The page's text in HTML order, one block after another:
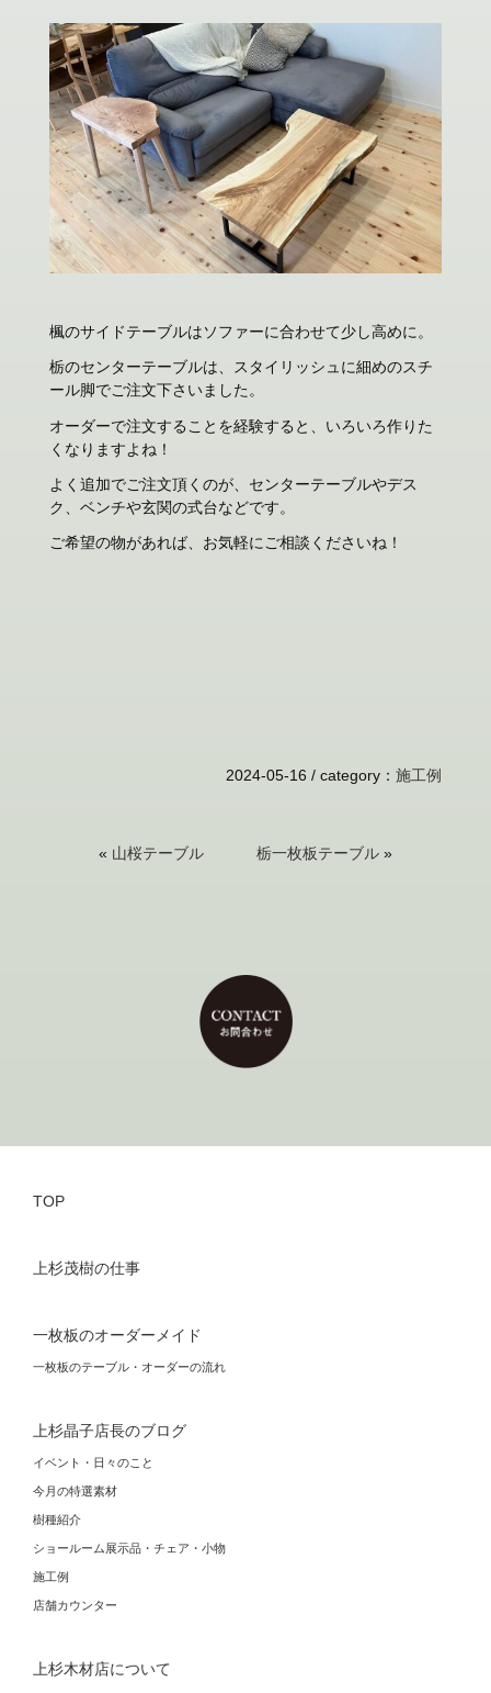
楓のサイドテーブルはソファーに合わせて少し高めに。
栃のセンターテーブルは、スタイリッシュに細めのスチ
ール脚でご注文下さいました。
オーダーで注文することを経験すると、いろいろ作りた
くなりますよね！
よく追加でご注文頂くのが、センターテーブルやデス
ク、ベンチや玄関の式台などです。
ご希望の物があれば、お気軽にご相談くださいね！
2024-05-16 /category ：施工例
« 山桜テーブル 栃一枚板テーブル »
TOP
上杉茂樹の仕事
一枚板のオーダーメイド
一枚板のテーブル・オーダーの流れ
上杉晶子店長のブログ
イベント・日々のこと
今月の特選素材
樹種紹介
ショールーム展示品・チェア・小物
施工例
店舗カウンター
上杉木材店について